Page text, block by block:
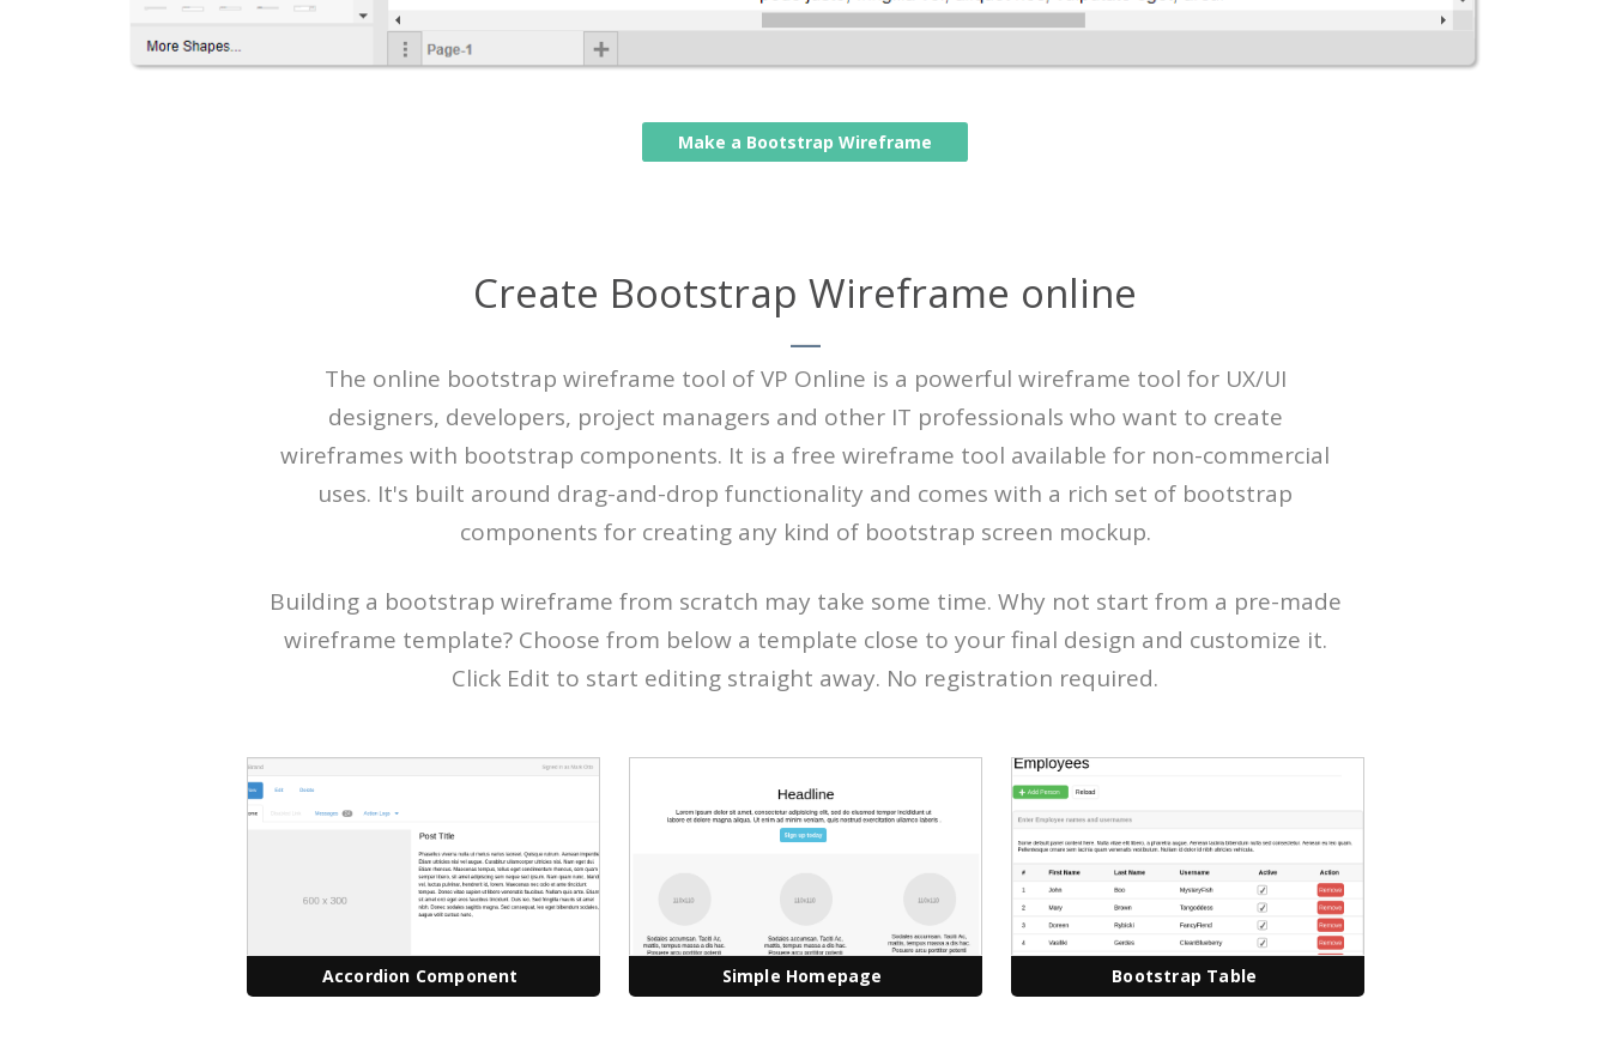
Make a Bootstrap Wireframe
Create Bootstrap Wireframe online
The online bootstrap wireframe tool of VP Online is a powerful wireframe tool for UX/UI
designers, developers, project managers and other IT professionals who want to create
wireframes with bootstrap components. It is a free wireframe tool available for non-commercial
uses. It's built around drag-and-drop functionality and comes with a rich set of bootstrap
components for creating any kind of bootstrap screen mockup.
Building a bootstrap wireframe from scratch may take some time. Why not start from a pre-made
wireframe template? Choose from below a template close to your final design and customize it.
Click Edit to start editing straight away. No registration required.
Accordion Component Simple Homepage Bootstrap Table